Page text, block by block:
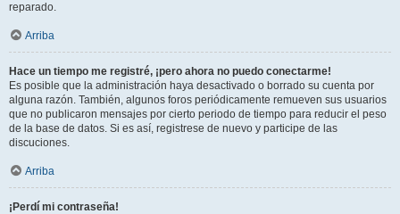
reparado.
Arriba
Hace un tiempo me registré, ¡pero ahora no puedo conectarme!
Es posible que la administración haya desactivado o borrado su cuenta por
alguna razón. También, algunos foros periódicamente remueven sus usuarios
que no publicaron mensajes por cierto periodo de tiempo para reducir el peso
de la base de datos. Si es así, registrese de nuevo y participe de las
discuciones.
Arriba
¡Perdí mi contraseña!